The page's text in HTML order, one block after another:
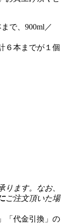
で、900ml／
６本までが１個
ります。なお、
ご注文頂いた場
「代金引換」の